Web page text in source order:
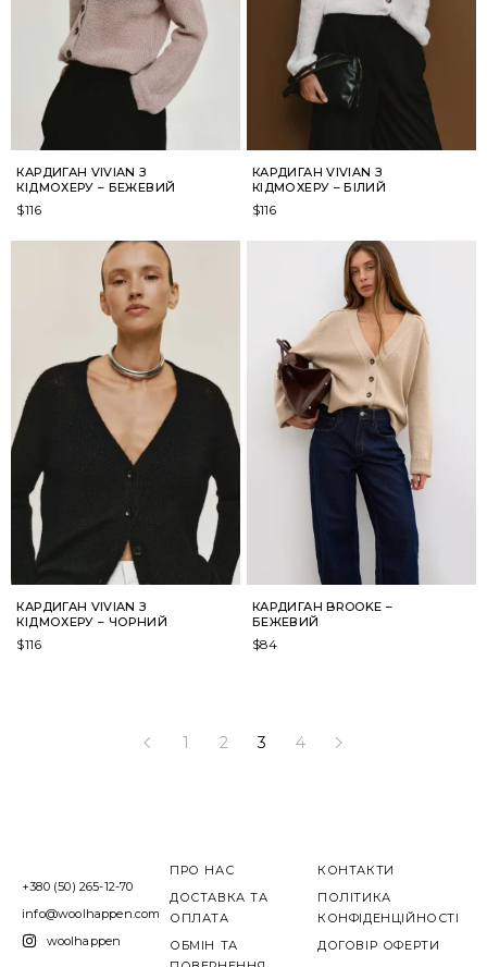
КАРДИГАН VIVIAN З
КІДМОХЕРУ – БЕЖЕВИЙ
$116
КАРДИГАН VIVIAN З
КІДМОХЕРУ – БІЛИЙ
$116
КАРДИГАН VIVIAN З
КІДМОХЕРУ – ЧОРНИЙ
$116
КАРДИГАН BROOKE –
БЕЖЕВИЙ
$84
1 2 3 4
+380 (50) 265-12-70
info@woolhappen.com
woolhappen
ПРО НАС
ДОСТАВКА ТА
ОПЛАТА
ОБМІН ТА
КОНТАКТИ
ПОЛІТИКА
КОНФІДЕНЦІЙНОСТІ
ДОГОВІР ОФЕРТИ